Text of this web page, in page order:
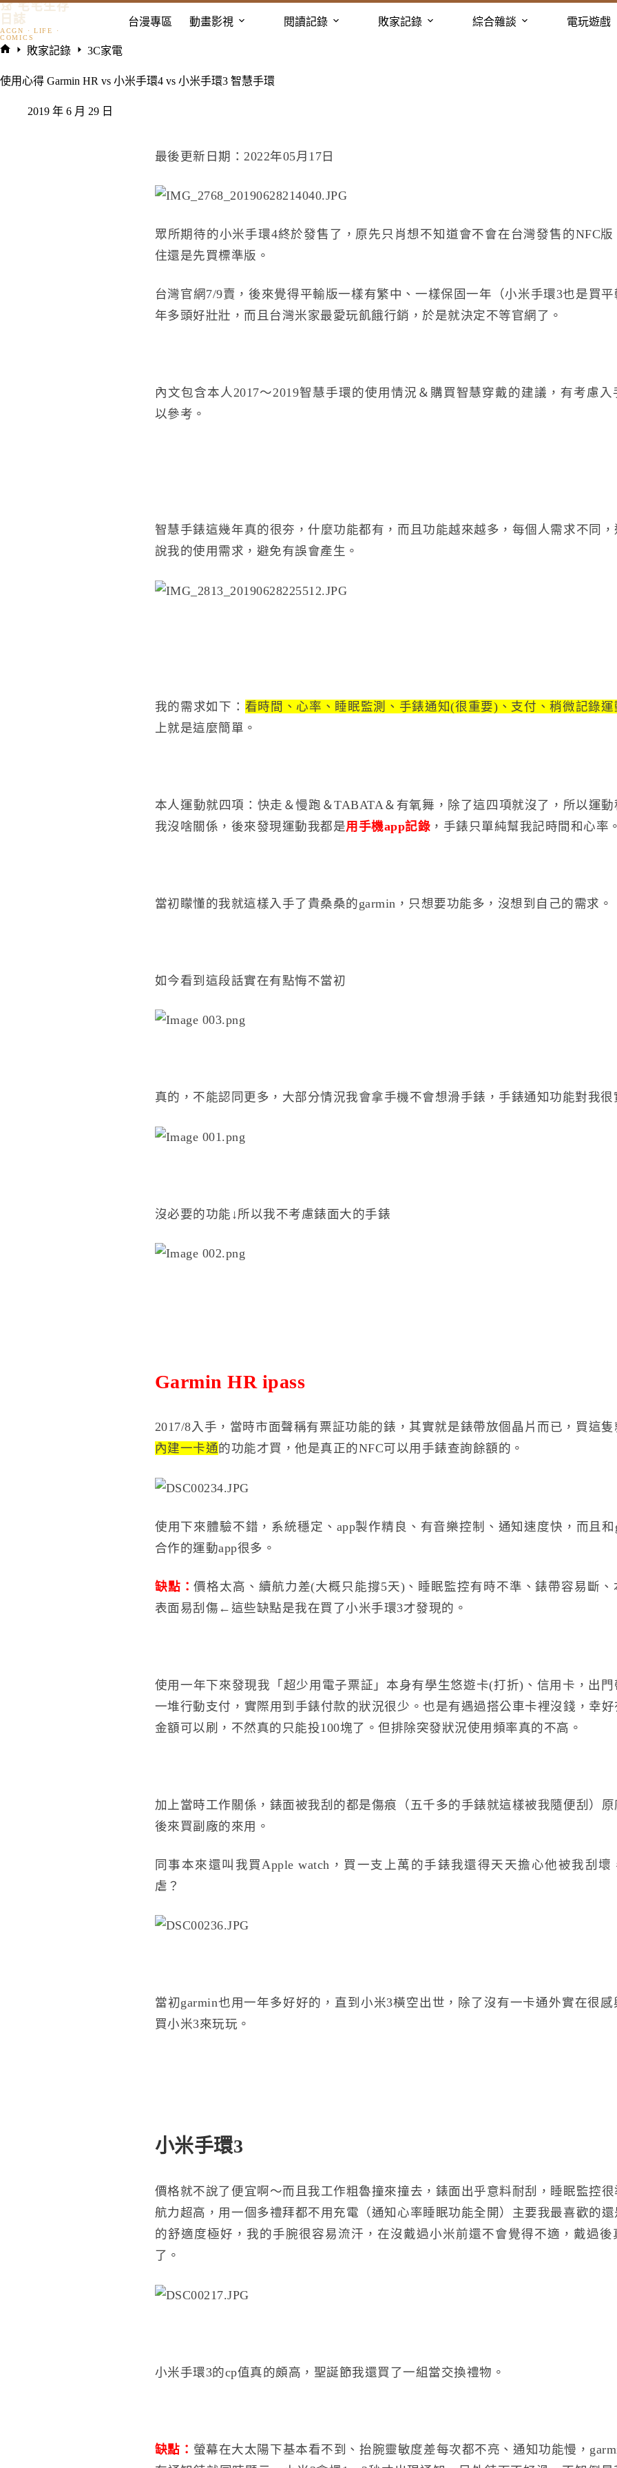
跳
至
主
內
𓃠 宅宅生存
日誌
台漫專區 動畫影視 閱讀記錄 敗家記錄 綜合雜談 電玩遊戲
頁
敗家記錄 3C家電
使用心得 Garmin HR vs 小米手環4 vs 小米手環3 智慧手環
2019 年 6 月 29 日
最後更新日期：2022年05月17日
眾所期待的小米手環4終於發售了，原先只肖想不知道會不會在台灣發售的NFC
住還是先買標準版。
台灣官網7/9賣，後來覺得平輸版一樣有繁中、一樣保固一年（小米手環3也是買
年多頭好壯壯，而且台灣米家最愛玩飢餓行銷，於是就決定不等官網了。
內文包含本人2017～2019智慧手環的使用情況＆購買智慧穿戴的建議，有考慮
以參考。
智慧手錶這幾年真的很夯，什麼功能都有，而且功能越來越多，每個人需求不同
說我的使用需求，避免有誤會產生。
我的需求如下： 看時間、心率、睡眠監測、手錶通知(很重要)、支付、稍微記錄運
上就是這麼簡單。
本人運動就四項：快走＆慢跑＆TABATA＆有氧舞，除了這四項就沒了，所以運
我沒啥關係，後來發現運動我都是用手機app記錄 ，手錶只單純幫我記時間和心率
當初矇懂的我就這樣入手了貴桑桑的garmin，只想要功能多，沒想到自己的需求。
如今看到這段話實在有點悔不當初
真的，不能認同更多，大部分情況我會拿手機不會想滑手錶，手錶通知功能對我很
沒必要的功能↓所以我不考慮錶面大的手錶
Garmin HR ipass
2017/8入手，當時市面聲稱有票証功能的錶，其實就是錶帶放個晶片而已，買這
內建一卡通的功能才買，他是真正的NFC可以用手錶查詢餘額的。
使用下來體驗不錯，系統穩定、app製作精良、有音樂控制、通知速度快，而且和
合作的運動app很多。
缺點：價格太高、續航力差(大概只能撐5天)、睡眠監控有時不準、錶帶容易斷、
表面易刮傷←這些缺點是我在買了小米手環3才發現的。
使用一年下來發現我「超少用電子票証」本身有學生悠遊卡(打折)、信用卡，出
一堆行動支付，實際用到手錶付款的狀況很少。也是有遇過搭公車卡裡沒錢，幸
金額可以刷，不然真的只能投100塊了。但排除突發狀況使用頻率真的不高。
加上當時工作關係，錶面被我刮的都是傷痕（五千多的手錶就這樣被我隨便刮）
後來買副廠的來用。
同事本來還叫我買Apple watch，買一支上萬的手錶我還得天天擔心他被我刮壞
虐？
當初garmin也用一年多好好的，直到小米3橫空出世，除了沒有一卡通外實在很
買小米3來玩玩。
小米手環3
價格就不說了便宜啊～而且我工作粗魯撞來撞去，錶面出乎意料耐刮，睡眠監控
航力超高，用一個多禮拜都不用充電（通知心率睡眠功能全開）主要我最喜歡的
的舒適度極好，我的手腕很容易流汗，在沒戴過小米前還不會覺得不適，戴過後
了。
小米手環3的cp值真的頗高，聖誕節我還買了一組當交換禮物。
缺點： 螢幕在大太陽下基本看不到、抬腕靈敏度差每次都不亮、通知功能慢，